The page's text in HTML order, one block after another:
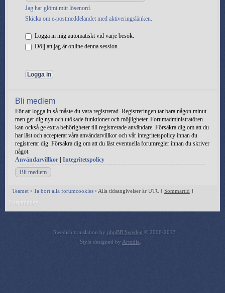
Jag har glömt mitt lösenord.
Skicka om e-postmeddelandet med aktiveringslänken.
Logga in mig automatiskt vid varje besök.
Dölj att jag är online denna session.
Bli medlem
För att logga in så måste du vara registrerad. Registreringen tar bara någon minut
men ger dig nya och utökade funktioner och möjligheter. Forumadministratören
kan också ge extra behörigheter till registrerade användare. Försäkra dig om att du
har läst och accepterat våra användarvillkor och vår integritetspolicy innan du
registrerar dig. Försäkra dig om att du läst eventuella forumregler innan du skriver
något.
Användarvillkor
Integritetspolicy
Bli medlem
Teamet • Ta bort alla forumcookies • Alla tidsangivelser är UTC [ Sommartid ]
Forumindex
Swedish translation by phpBB Sweden © 2006-2013
Style designed by Artodia